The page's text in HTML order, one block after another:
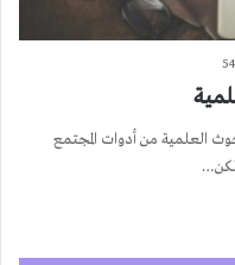
العلمية من أدوات المجتمع